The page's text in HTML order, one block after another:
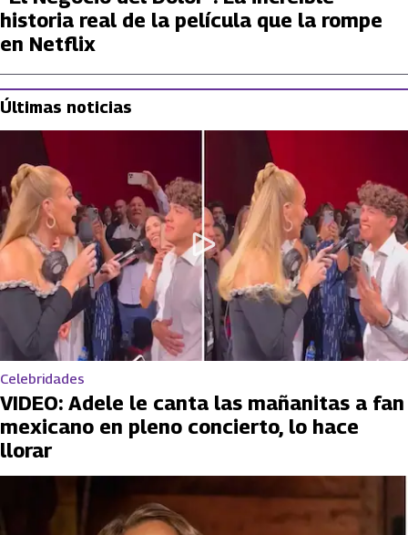
historia real de la película que la rompe
en Netflix
Últimas noticias
Celebridades
VIDEO: Adele le canta las mañanitas a fan
mexicano en pleno concierto, lo hace
llorar